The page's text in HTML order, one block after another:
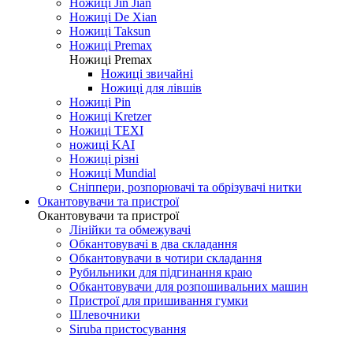
Ножиці Jin Jian
Ножиці De Xian
Ножиці Taksun
Ножиці Premax
Ножиці Premax
Ножиці звичайні
Ножиці для лівшів
Ножиці Pin
Ножиці Kretzer
Ножиці TEXI
ножиці KAI
Ножиці різні
Ножиці Mundial
Сніппери, розпорювачі та обрізувачі нитки
Окантовувачи та пристрої
Окантовувачи та пристрої
Лінійки та обмежувачі
Обкантовувачі в два складання
Обкантовувачи в чотири складання
Рубильники для підгинання краю
Обкантовувачи для розпошивальних машин
Пристрої для пришивання гумки
Шлевочники
Siruba пристосування